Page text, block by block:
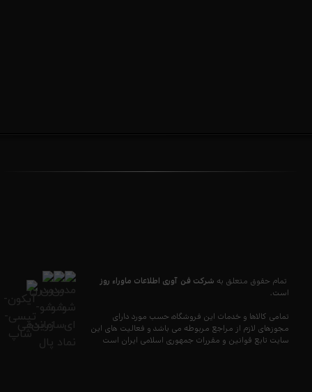
تمام حقوق متعلق به شرکت فن آوری اطلاعات ماوراء روز
است.
تمامی کالاها و خدمات این فروشگاه، حسب مورد دارای
مجوزهای لازم از مراجع مربوطه می باشد و فعالیت های این
سایت تابع قوانین و مقررات جمهوری اسلامی ایران است